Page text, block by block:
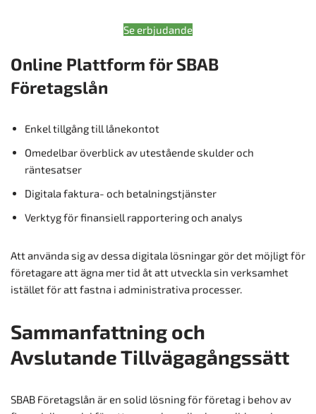
Se erbjudande
Online Plattform för SBAB
Företagslån
Enkel tillgång till lånekontot
Omedelbar överblick av utestående skulder och
räntesatser
Digitala faktura- och betalningstjänster
Verktyg för finansiell rapportering och analys
Att använda sig av dessa digitala lösningar gör det möjligt för
företagare att ägna mer tid åt att utveckla sin verksamhet
istället för att fastna i administrativa processer.
Sammanfattning och
Avslutande Tillvägagångssätt
SBAB Företagslån är en solid lösning för företag i behov av